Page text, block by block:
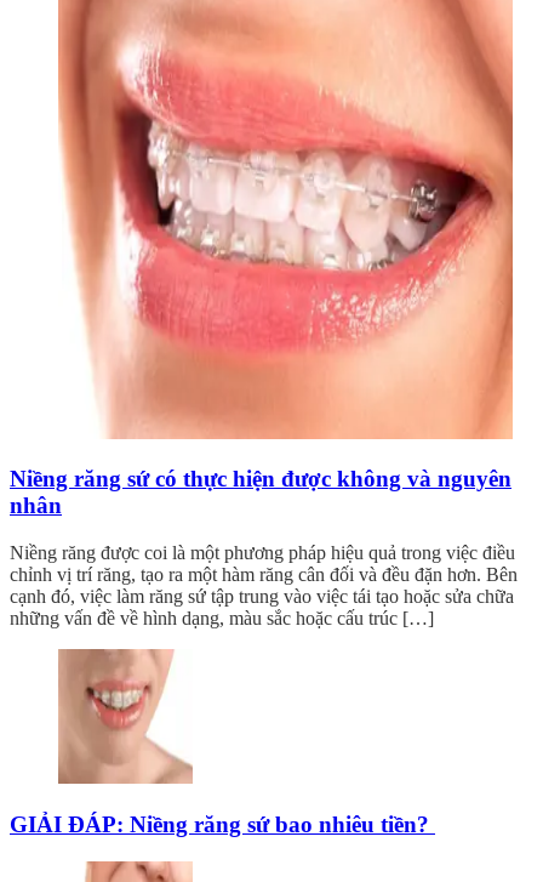
Niềng răng sứ có thực hiện được không và nguyên
nhân
Niềng răng được coi là một phương pháp hiệu quả trong việc điều
chỉnh vị trí răng, tạo ra một hàm răng cân đối và đều đặn hơn. Bên
cạnh đó, việc làm răng sứ tập trung vào việc tái tạo hoặc sửa chữa
những vấn đề về hình dạng, màu sắc hoặc cấu trúc […]
GIẢI ĐÁP: Niềng răng sứ bao nhiêu tiền?